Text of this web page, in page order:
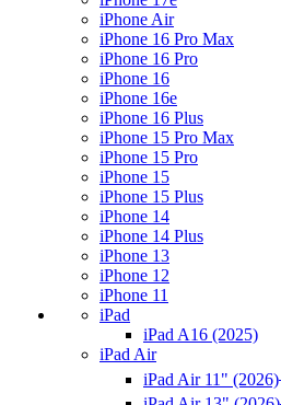
iPhone Air
iPhone 16 Pro Max
iPhone 16 Pro
iPhone 16
iPhone 16e
iPhone 16 Plus
iPhone 15 Pro Max
iPhone 15 Pro
iPhone 15
iPhone 15 Plus
iPhone 14
iPhone 14 Plus
iPhone 13
iPhone 12
iPhone 11
iPad
iPad A16 (2025)
iPad Air
iPad Air 11" (2026)